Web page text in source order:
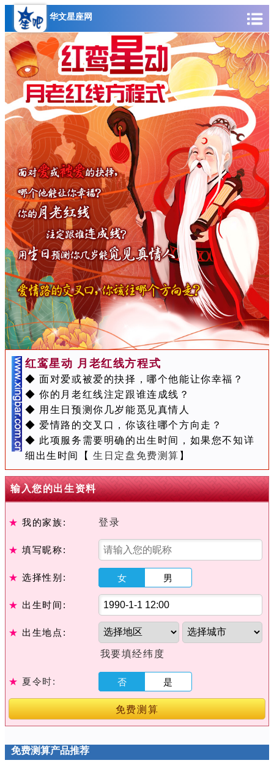
华文星座网
红鸾星动 月老红线方程式
◆ 面对爱或被爱的抉择，哪个他能让你幸福？
◆ 你的月老红线注定跟谁连成线？
◆ 用生日预测你几岁能觅见真情人
◆ 爱情路的交叉口，你该往哪个方向走？
◆ 此项服务需要明确的出生时间，如果您不知详
细出生时间【 生日定盘免费测算 】
输入您的出生资料
★我的家族: 登录
★填写昵称:
★选择性别: 女 男
★ 出生时间:
★ 出生地点:
我要填经纬度
★ 夏令时: 否 是
免费测算
免费测算产品推荐